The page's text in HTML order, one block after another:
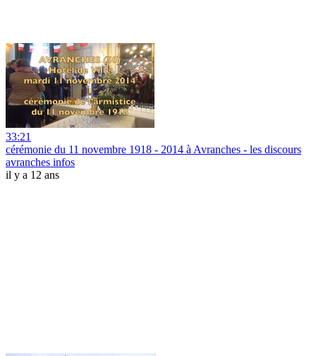
33:21
cérémonie du 11 novembre 1918 - 2014 à Avranches - les discours
avranches infos
il y a 12 ans